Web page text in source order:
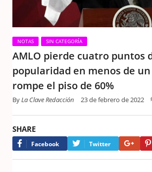
NOTAS SIN CATEGORÍA
AMLO pierde cuatro puntos
popularidad en menos de
rompe el piso de 60%
ByLa Clave Redacción 23 de febrero de 2022
SHARE
Facebook Twitter